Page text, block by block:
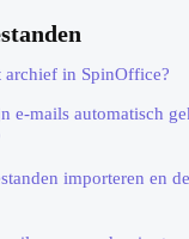
archief in SpinOffice?
e-mails automatisch
importeren en